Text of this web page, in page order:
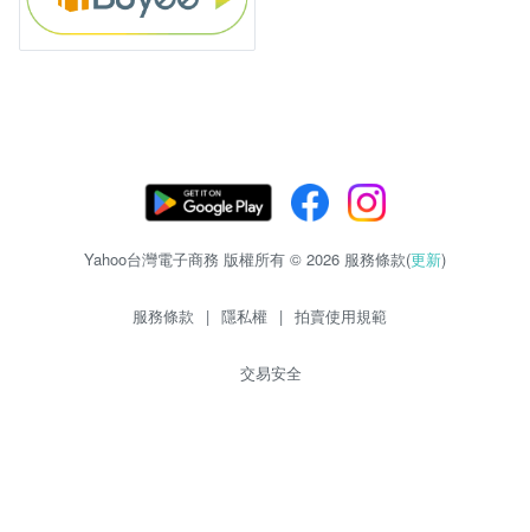
Yahoo台灣電子商務 版權所有 © 2026 服務條款(更新)
服務條款 | 隱私權 | 拍賣使用規範
交易安全